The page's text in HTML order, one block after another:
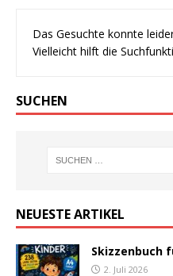
Das Gesuchte konnte
Vielleicht hilft die
SUCHEN
NEUESTE ARTIKEL
Skizzenbuch
2. Juli 2026